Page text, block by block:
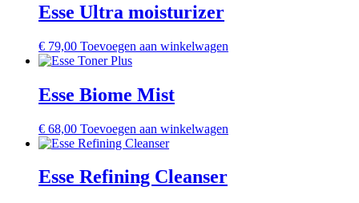
Esse Ultra moisturizer
€ 79,00 Toevoegen aan winkelwagen
Esse Biome Mist
€ 68,00 Toevoegen aan winkelwagen
Esse Refining Cleanser